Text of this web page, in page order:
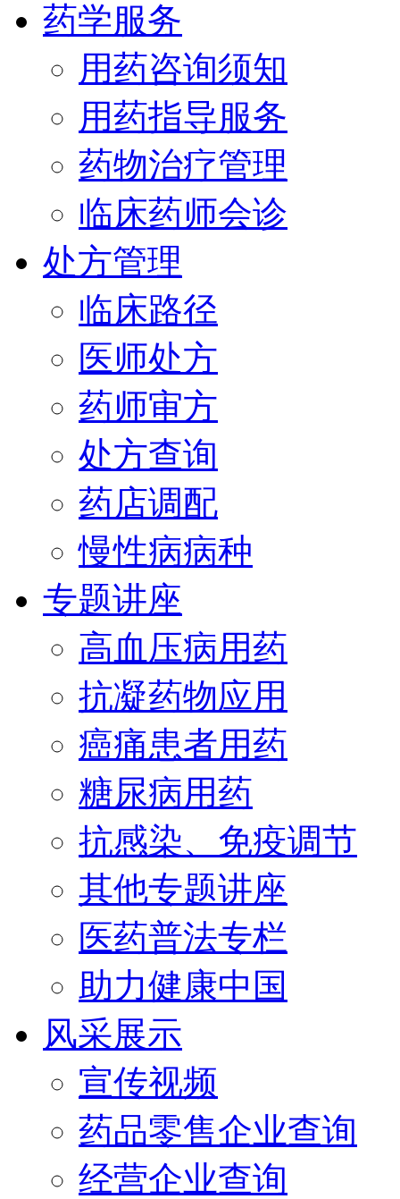
药学服务
用药咨询须知
用药指导服务
药物治疗管理
临床药师会诊
处方管理
临床路径
医师处方
药师审方
处方查询
药店调配
慢性病病种
专题讲座
高血压病用药
抗凝药物应用
癌痛患者用药
糖尿病用药
抗感染、免疫调节
其他专题讲座
医药普法专栏
助力健康中国
风采展示
宣传视频
药品零售企业查询
经营企业查询